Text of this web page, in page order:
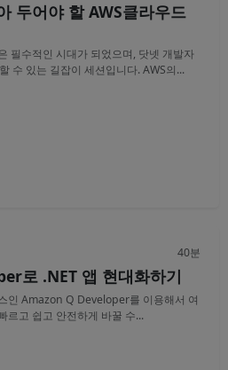
두어야 할 AWS클라우드
필수적인 시대가 되었으며, 닷넷 개발자
수 있는 길잡이 세션입니다. AWS의...
40분
로 .NET 앱 현대화하기
인 Amazon Q Developer를 이용해서 여
르고 쉽고 안전하게 바꿀 수...